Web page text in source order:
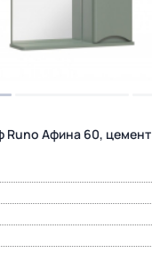
Runo Афина 60, цемент